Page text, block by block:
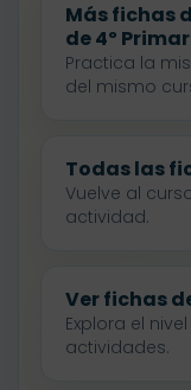
Más fichas
de 4º
Practica la
del mismo
Todas las
Vuelve al
actividad.
Ver fichas
Explora el
actividades.